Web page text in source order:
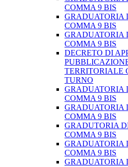
COMMA 9 BIS
GRADUATORIA
COMMA 9 BIS
GRADUATORIA
COMMA 9 BIS
DECRETO DI
TERRITORIALE
TURNO
GRADUATORIA
COMMA 9 BIS
GRADUATORIA
COMMA 9 BIS
GRADUTORIA
COMMA 9 BIS
GRADUATORIA
COMMA 9 BIS
GRADUATORIA